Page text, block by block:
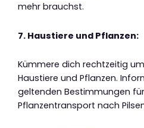
mehr brauchst.
7. Haustiere und Pflanzen:
Kümmere dich rechtzeitig
Haustiere und Pflanzen.
geltenden Bestimmungen
Pflanzentransport nach